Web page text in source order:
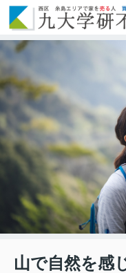
山で自然を感